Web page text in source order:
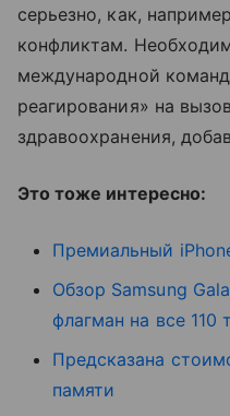
серьезно, как,
конфликтам.
международной
реагирования» на
здравоохранения,
Это тоже интересно:
Премиальный
Обзор Samsung
флагман на все 110
Предсказана
памяти